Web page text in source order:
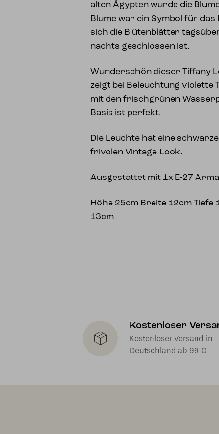
alten Ägypten wurde die
Blume war ein Symbol für das
sich die Blütenblätter
nachts geschlossen ist.
Wunderschön dieser Tiffany
zeigt bei Beleuchtung violette
mit den frischgrünen
Basis ist perfekt.
Die Leuchte hat eine
frivolen Vintage-Look.
Ausgestattet mit 1x E-27
Höhe 25cm Breite 12cm
13cm
Kostenloser
Kostenloser Versand in
Deutschland ab 99 €